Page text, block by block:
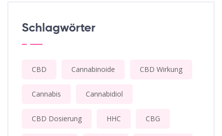
Schlagwörter
CBD Cannabinoide CBD Wirkung
Cannabis Cannabidiol
CBD Dosierung HHC CBG